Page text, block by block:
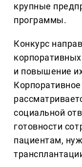
крупные
программы.
Конкурс
и повышение
социальной
готовности
пациентам,